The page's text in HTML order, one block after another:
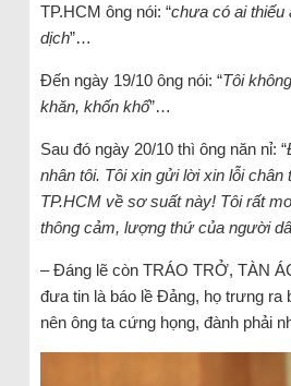
TP.HCM ông nói: “chưa có ai thiếu
dịch”…
Đến ngày 19/10 ông nói: “Tôi
khăn, khốn khổ”…
Sau đó ngày 20/10 thì ông năn nỉ: “
nhân tôi. Tôi xin gửi lời xin lỗi chân
TP.HCM về sơ suất này! Tôi rất
thông cảm, lượng thứ của người
– Đáng lẽ còn TRÁO TRỞ, TÀN
đưa tin là báo lề Đảng, họ trưng ra
nên ông ta cứng họng, đành phải